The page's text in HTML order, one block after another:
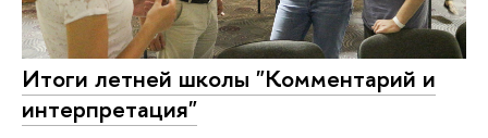
Итоги летней школы "Комментарий и
интерпретация"